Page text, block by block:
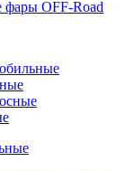
фары OFF-Road